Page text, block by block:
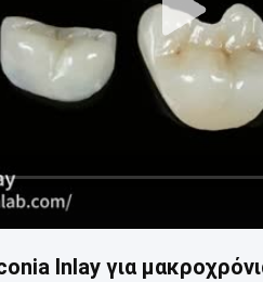
Inlay για